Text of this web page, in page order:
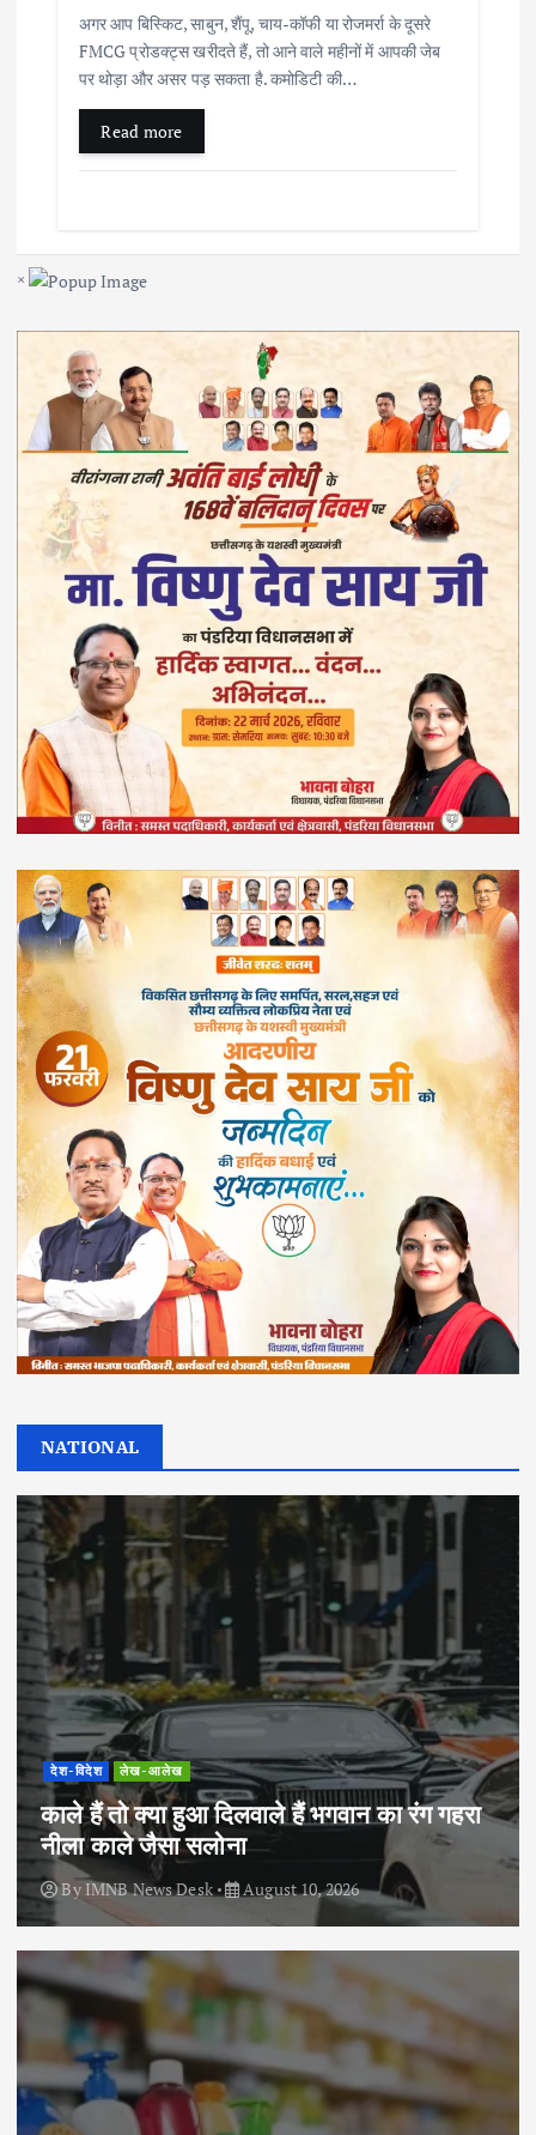
अगर आप बिस्किट, साबुन, शैंपू, चाय-कॉफी या रोजमर्रा के दूसरे
FMCG प्रोडक्ट्स खरीदते हैं, तो आने वाले महीनों में आपकी जेब
पर थोड़ा और असर पड़ सकता है. कमोडिटी की…
Read more
×
NATIONAL
देश-विदेश लेख-आलेख
काले हैं तो क्या हुआ दिलवाले हैं भगवान का रंग गहरा
नीला काले जैसा सलोना
ByIMNB News Desk August 10, 2026